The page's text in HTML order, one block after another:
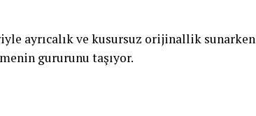
ayrıcalık ve kusursuz orijinallik sunarken
gururunu taşıyor.